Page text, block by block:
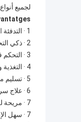
لجميع
1 · التدفئة الكهربائية الحرارية
2 · ذكي التحكم في درجة الحرارة PID
3 · التحكم في التوتر الرقمي
4 · التغذية والأكل متزامنان
5 · تسليم مروحة الفراغ يمكن السيطرة عليها
6 · علاج سريع للغاز الذيل
7 · مريحة للصيانة
7 · سهل الإعداد والتشغيل